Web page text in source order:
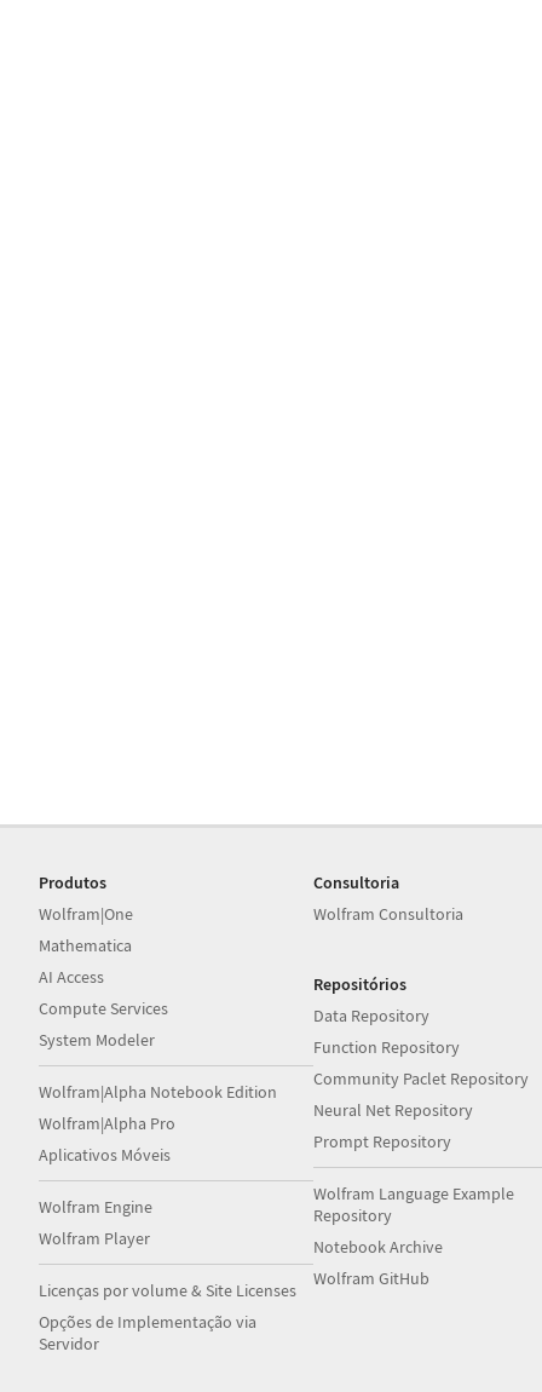
Produtos
Wolfram|One
Mathematica
AI Access
Compute Services
System Modeler
Wolfram|Alpha Notebook Edition
Wolfram|Alpha Pro
Aplicativos Móveis
Wolfram Engine
Wolfram Player
Licenças por volume & Site Licenses
Opções de Implementação via
Servidor
Consultoria
Wolfram Consultoria
Repositórios
Data Repository
Function Repository
Community Paclet Repository
Neural Net Repository
Prompt Repository
Wolfram Language Example
Repository
Notebook Archive
Wolfram GitHub